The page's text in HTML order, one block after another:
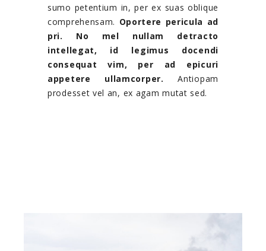
sumo petentium in, per ex suas oblique
comprehensam. Oportere pericula ad
pri. No mel nullam detracto
intellegat, id legimus docendi
consequat vim, per ad epicuri
appetere ullamcorper. Antiopam
prodesset vel an, ex agam mutat sed.